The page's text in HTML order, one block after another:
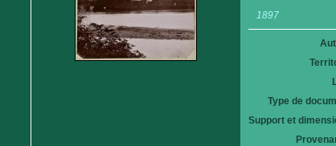
1897
Type de
Support et